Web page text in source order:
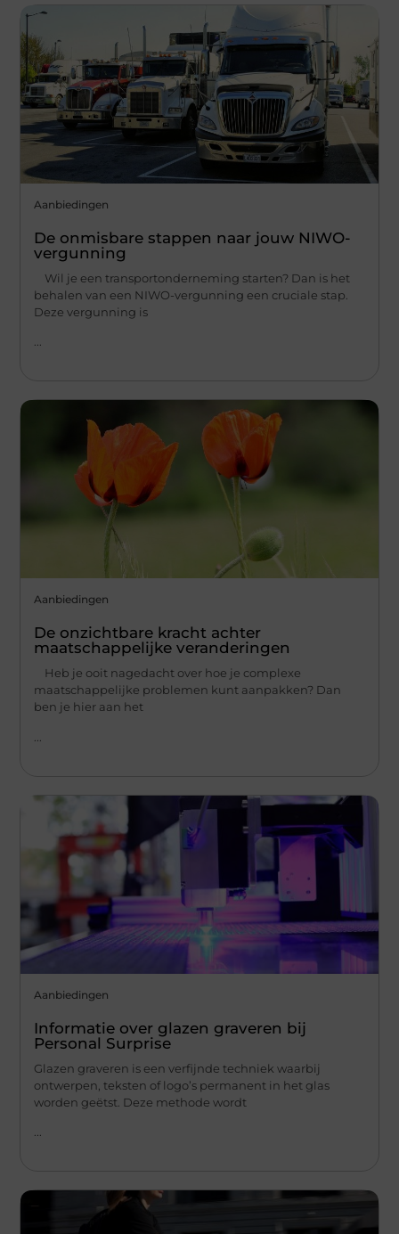
Aanbiedingen
De onmisbare stappen naar jouw NIWO-
vergunning
Wil je een transportonderneming starten? Dan is het
behalen van een NIWO-vergunning een cruciale stap.
Deze vergunning is
...
Aanbiedingen
De onzichtbare kracht achter
maatschappelijke veranderingen
Heb je ooit nagedacht over hoe je complexe
maatschappelijke problemen kunt aanpakken? Dan
ben je hier aan het
Aanbiedingen
Informatie over glazen graveren bij
Personal Surprise
Glazen graveren is een verfijnde techniek waarbij
ontwerpen, teksten of logo’s permanent in het glas
worden geëtst. Deze methode wordt